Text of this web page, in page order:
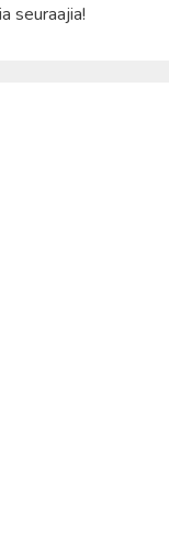
seuraajia!